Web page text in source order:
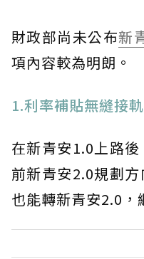
財政部尚未公布新
項內容較為明朗。
1.利率補貼無縫接軌
在新青安1.0上路
前新青安2.0規劃
也能轉新青安2.0，